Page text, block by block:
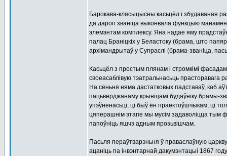
Барокава-клясыцысны касьцёл і збудаваная
да дарогі званіца выконвала функцыю
элемэнтам комплексу. Яна надае яму
палац Браніцкіх у Беластоку (брама, што
архімандрытаў у Супраслі (брама-званіца,
Касьцёл з простым плянам і стромкімі
своеасаблівую тэатральнасьць прасторавага
На сёньня няма дастатковых падставаў, каб
пацьверджанаму крыніцамі будаўніку брамы-
упэўненасьці, ці быў ён праектоўшчыкам, ці
цяперашнім этапе мы мусім задаволіцца тым
папоўніць яшчэ адным прозьвішчам.
Пасьля пераўтварэньня ў праваслаўную
ацаніць па інвэнтарнай дакумэнтацыі 1867